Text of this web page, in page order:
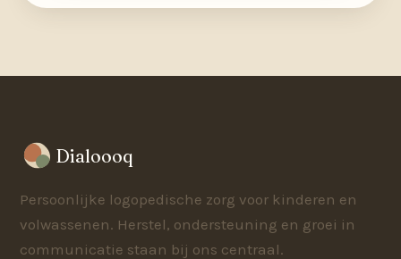
Dialoooq
Persoonlijke logopedische zorg voor kinderen en
volwassenen. Herstel, ondersteuning en groei in
communicatie staan bij ons centraal.